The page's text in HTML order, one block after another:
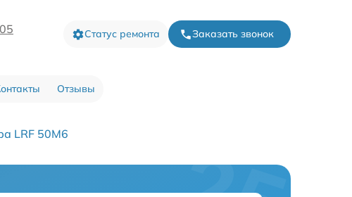
Статус ремонта Заказать звонок
Отзывы
LRF 50M6